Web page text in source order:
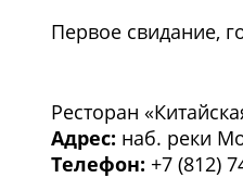
Первое свидание,
1/2
Ресторан
Адрес: наб. реки
Телефон: +7 (812)